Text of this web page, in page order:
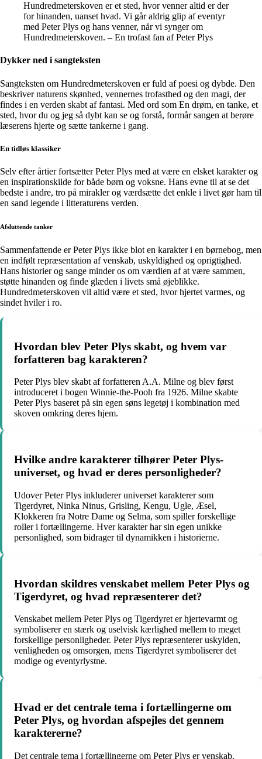
Hundredmeterskoven er et sted, hvor venner altid er der
for hinanden, uanset hvad. Vi går aldrig glip af eventyr
med Peter Plys og hans venner, når vi synger om
Hundredmeterskoven. – En trofast fan af Peter Plys
Dykker ned i sangteksten
Sangteksten om Hundredmeterskoven er fuld af poesi og dybde. Den
beskriver naturens skønhed, vennernes trofasthed og den magi, der
findes i en verden skabt af fantasi. Med ord som En drøm, en tanke, et
sted, hvor du og jeg så dybt kan se og forstå, formår sangen at berøre
læserens hjerte og sætte tankerne i gang.
En tidløs klassiker
Selv efter årtier fortsætter Peter Plys med at være en elsket karakter og
en inspirationskilde for både børn og voksne. Hans evne til at se det
bedste i andre, tro på mirakler og værdsætte det enkle i livet gør ham til
en sand legende i litteraturens verden.
Afsluttende tanker
Sammenfattende er Peter Plys ikke blot en karakter i en børnebog, men
en indfølt repræsentation af venskab, uskyldighed og oprigtighed.
Hans historier og sange minder os om værdien af at være sammen,
støtte hinanden og finde glæden i livets små øjeblikke.
Hundredmeterskoven vil altid være et sted, hvor hjertet varmes, og
sindet hviler i ro.
Hvordan blev Peter Plys skabt, og hvem var
forfatteren bag karakteren?
Peter Plys blev skabt af forfatteren A.A. Milne og blev først
introduceret i bogen Winnie-the-Pooh fra 1926. Milne skabte
Peter Plys baseret på sin egen søns legetøj i kombination med
skoven omkring deres hjem.
Hvilke andre karakterer tilhører Peter Plys-
universet, og hvad er deres personligheder?
Udover Peter Plys inkluderer universet karakterer som
Tigerdyret, Ninka Ninus, Grisling, Kengu, Ugle, Æsel,
Klokkeren fra Notre Dame og Selma, som spiller forskellige
roller i fortællingerne. Hver karakter har sin egen unikke
personlighed, som bidrager til dynamikken i historierne.
Hvordan skildres venskabet mellem Peter Plys og
Tigerdyret, og hvad repræsenterer det?
Venskabet mellem Peter Plys og Tigerdyret er hjertevarmt og
symboliserer en stærk og uselvisk kærlighed mellem to meget
forskellige personligheder. Peter Plys repræsenterer uskylden,
venligheden og omsorgen, mens Tigerdyret symboliserer det
modige og eventyrlystne.
Hvad er det centrale tema i fortællingerne om
Peter Plys, og hvordan afspejles det gennem
karaktererne?
Det centrale tema i fortællingerne om Peter Plys er venskab,